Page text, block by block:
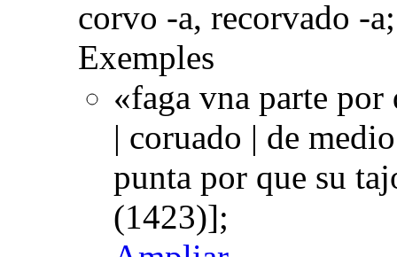
corvo -a, recorvado -a;
Exemples
«faga vna parte por
| coruado | de
punta por que su
(1423)];